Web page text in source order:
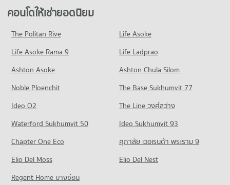
ขายคอนโด หาดแสงจันทร์
มีคอนโดขาย 10 ประกาศ
คอนโดให้เช่ายอดนิยม
The Politan Rive
Life Asoke
Life Asoke Rama 9
Life Ladprao
Ashton Asoke
Ashton Chula Silom
Noble Ploenchit
The Base Sukhumvit 77
Ideo O2
The Line วงศ์สว่าง
Waterford Sukhumvit 50
Ideo Sukhumvit 93
Chapter One Eco
ศุภาลัย เวอเรนด้า พระราม 9
Elio Del Moss
Elio Del Nest
Regent Home บางซ่อน